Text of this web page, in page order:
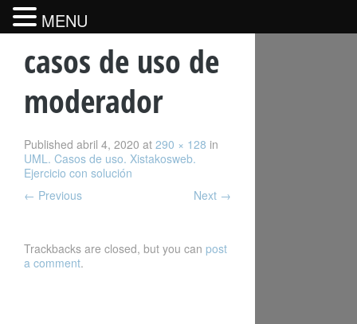
casos de uso de
moderador
Published abril 4, 2020 at 290 × 128 in
UML. Casos de uso. Xistakosweb.
Ejercicio con solución
← Previous Next →
Trackbacks are closed, but you can post
a comment.
MENU